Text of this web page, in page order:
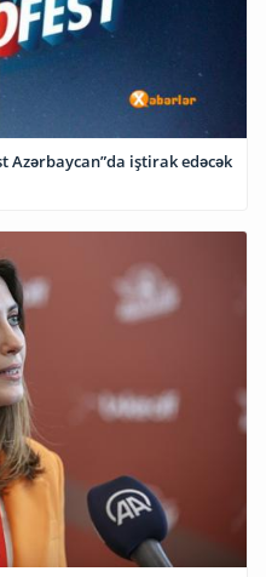
Azərbaycan”da iştirak edəcək